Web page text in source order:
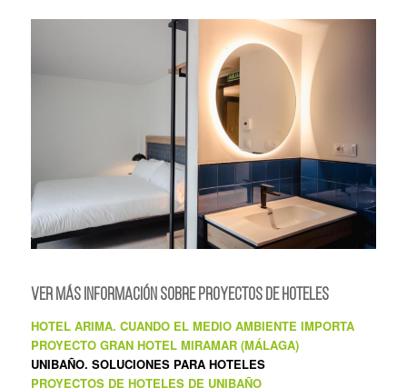
VER MÁS INFORMACIÓN SOBRE PROYECTOS DE HOTELES
HOTEL ARIMA. CUANDO EL MEDIO AMBIENTE IMPORTA
PROYECTO GRAN HOTEL MIRAMAR (MÁLAGA)
UNIBAÑO. SOLUCIONES PARA HOTELES
PROYECTOS DE HOTELES DE UNIBAÑO